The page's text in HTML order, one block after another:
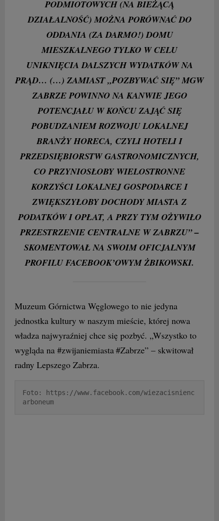
PODMIOTOWYCH (NA BIEŻĄCĄ
DZIAŁALNOŚĆ) MOŻNA PORÓWNAĆ DO
ODDANIA (ZA DARMO!) DOMU
MIESZKALNEGO TYLKO W CELU
UNIKNIĘCIA DALSZYCH WYDATKÓW NA
PRĄD… (…) ZAMIAST „POZBYWAĆ SIĘ” MGW
ZABRZE POWINNO NA KANWIE JEGO
POTENCJAŁU W KOŃCU ZAJĄĆ SIĘ
POBUDZANIEM ROZWOJU LOKALNEJ
BRANŻY HORECA, CZYLI HOTELI I
PRZEDSIĘBIORSTW GASTRONOMICZNYCH,
CO PRZYNIOSŁOBY WIELOSTRONNE
KORZYŚCI LOKALNEJ GOSPODARCE I
ZWIĘKSZYŁOBY DOCHODY MIASTA Z
PODATKÓW I OPŁAT, A PRZY TYM OŻYWIŁO
PRZESTRZENIE CENTRALNE W ZABRZU” –
SKOMENTOWAŁ NA SWOIM OFICJALNYM
PROFILU FACEBOOK’OWYM ŻBIKOWSKI.
Muzeum Górnictwa Węglowego to nie jedyna
jednostka kultury w naszym mieście, której nowa
władza najwyraźniej chce się pozbyć. „Wszystko to
wygląda na #zwijaniemiasta #Zabrze” – skwitował
radny Lepszego Zabrza.
Foto: https://www.facebook.com/wiezacisnienc
arboneum